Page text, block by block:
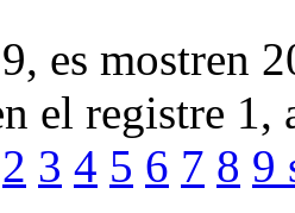
es mostren
el registre 1,
2 3 4 5 6 7 8 9